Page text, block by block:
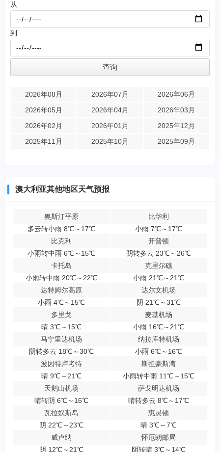
从
到
2026年08月 2026年07月
2026年06月
2026年05月
2026年04月
2026年03月
2026年02月
2026年01月
2025年12月
2025年11月
2025年10月 2025年09月
澳大利亚其他地区天气预报
奥斯汀平原
多云转小雨 8℃～17℃
比华利
小雨 7℃～17℃
比克利
小雨转中雨 6℃～15℃
开普顿
阴转多云 23℃～26℃
卡托岛
小雨转中雨 20℃～22℃
克里尔礁
小雨 21℃～21℃
达特姆尔高原
小雨 4℃～15℃
达尔文机场
阴 21℃～31℃
多里戈
晴 3℃～15℃
麦基机场
小雨 16℃～21℃
马宁里达机场
阴转多云 18℃～30℃
纳拉库特机场
小雨 6℃～16℃
波因特卢考特
晴 9℃～21℃
斯担豪斯湾
小雨转中雨 11℃～15℃
天鹅山机场
晴转阴 6℃～16℃
萨戈明达机场
晴转多云 8℃～17℃
瓦拉奴斯岛
阴 22℃～23℃
惠灵顿
晴 3℃～7℃
威卢纳
阴 12℃～21℃
怀厄朗邮局
阴转晴 3℃～14℃